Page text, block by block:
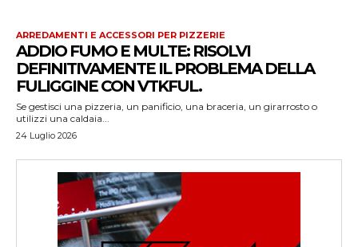
ARREDAMENTI E ACCESSORI PER PIZZERIE
ADDIO FUMO E MULTE: RISOLVI
DEFINITIVAMENTE IL PROBLEMA DELLA
FULIGGINE CON VTKFUL.
Se gestisci una pizzeria, un panificio, una braceria, un girarrosto o
utilizzi una caldaia...
24 Luglio 2026